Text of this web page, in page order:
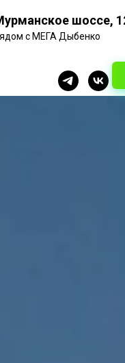
шоссе,
с МЕГА Дыбенко